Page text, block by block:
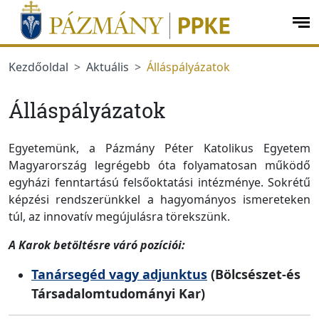
Ugrás a menüre
Ugrás a tartalomra
Kezdőoldal
Aktuális Álláspályázatok
Álláspályázatok
Egyetemünk, a Pázmány Péter Katolikus Egyetem
Magyarország legrégebb óta folyamatosan működő
egyházi fenntartású felsőoktatási intézménye. Sokrétű
képzési rendszerünkkel a hagyományos ismereteken
túl, az innovatív megújulásra törekszünk.
A Karok betöltésre váró pozíciói:
Tanársegéd vagy adjunktus (Bölcsészet-és
Társadalomtudományi Kar)